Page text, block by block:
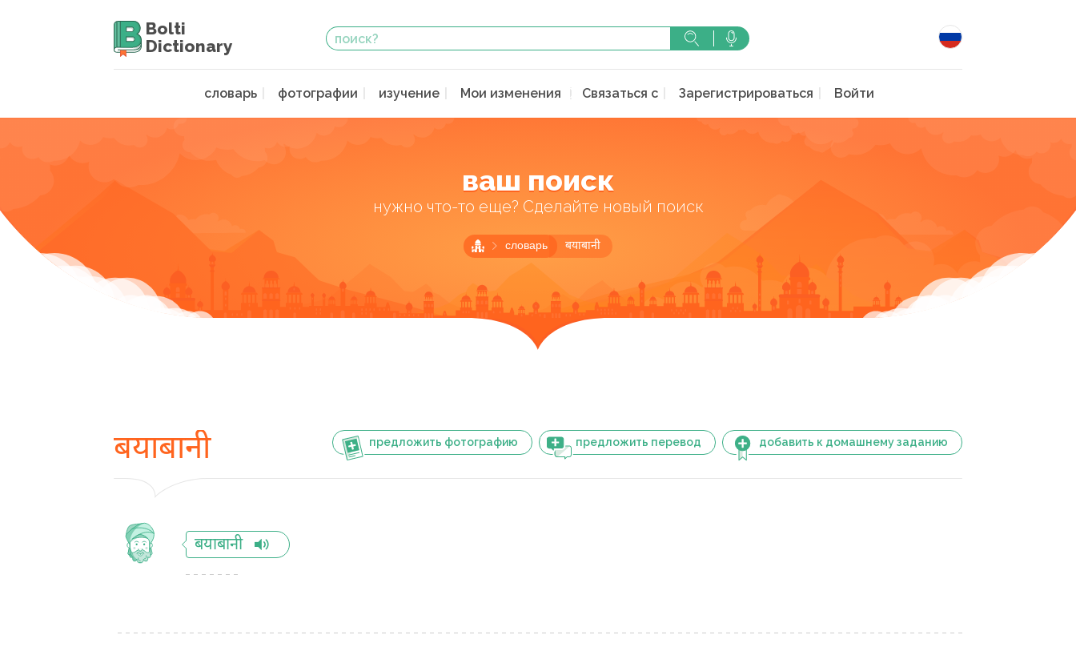
Bolti
Dictionary
словарь фотографии изучение Мои изменения Связаться с Зарегистрироваться Войти
ваш поиск
нужно что-то еще? Сделайте новый поиск
словарь बयाबानी
предложить фотографию предложить перевод добавить к домашнему заданию
बयाबानी
बयाबानी